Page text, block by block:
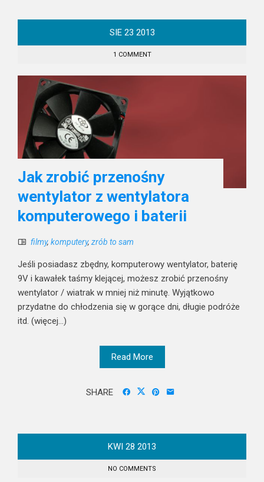
SIE 23 2013
1 COMMENT
Jak zrobić przenośny
wentylator z wentylatora
komputerowego i baterii
filmy, komputery, zrób to sam
Jeśli posiadasz zbędny, komputerowy wentylator, baterię
9V i kawałek taśmy klejącej, możesz zrobić przenośny
wentylator / wiatrak w mniej niż minutę. Wyjątkowo
przydatne do chłodzenia się w gorące dni, długie podróże
itd. (więcej…)
Read More
SHARE
KWI 28 2013
NO COMMENTS